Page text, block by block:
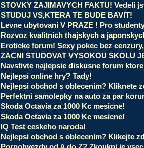
STOVKY ZAJIMAVYCH FAKTU! Vedeli
STUDUJ VS,KTERA TE BUDE BAVIT!
Levne ubytovani V PRAZE ! Pro
Rozvoz kvalitnich thajskych a
Eroticke forum! Sexy pokec bez
ZACNI STUDOVAT VYSOKOU SKOLU
Navstivte najlepsie diskusne forum
Nejlepsi online hry? Tady!
Nejlepsi obchod s oblecenim? Kliknete
Perfektni samolepky na auto za par
Skoda Octavia za 1000 Kc mesicne!
Skoda Octavia za 1000 Kc mesicne!
IQ Test ceskeho naroda!
Nejlepsi obchod s oblecenim? Klikejte